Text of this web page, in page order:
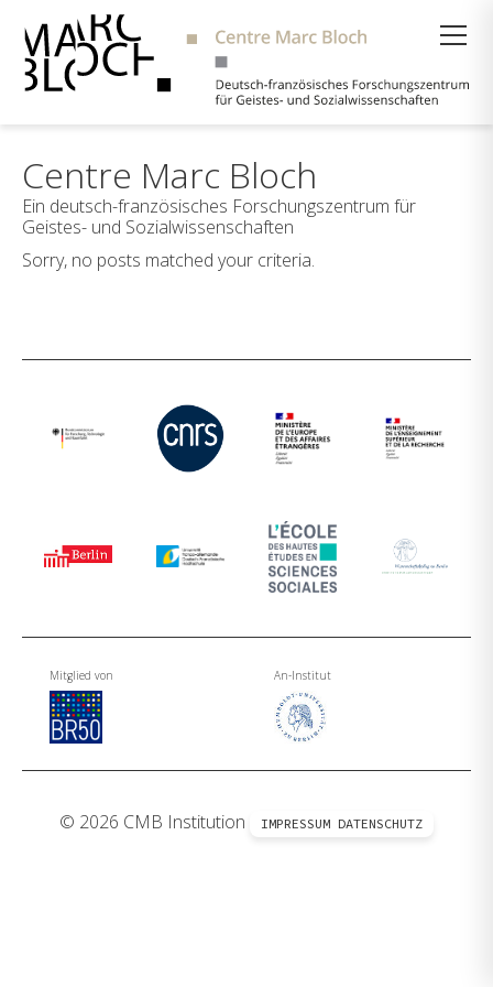
Centre Marc Bloch
Ein deutsch-französisches Forschungszentrum für
Geistes- und Sozialwissenschaften
Sorry, no posts matched your criteria.
Mitglied von An-Institut
© 2026 CMB Institution IMPRESSUM DATENSCHUTZ